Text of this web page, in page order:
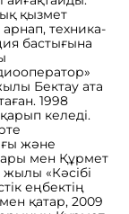
қызмет
техника-
бастығына
Бектау ата
1998
келеді.
және
мен Құрмет
«Кәсібі
еңбектің
қатар, 2009